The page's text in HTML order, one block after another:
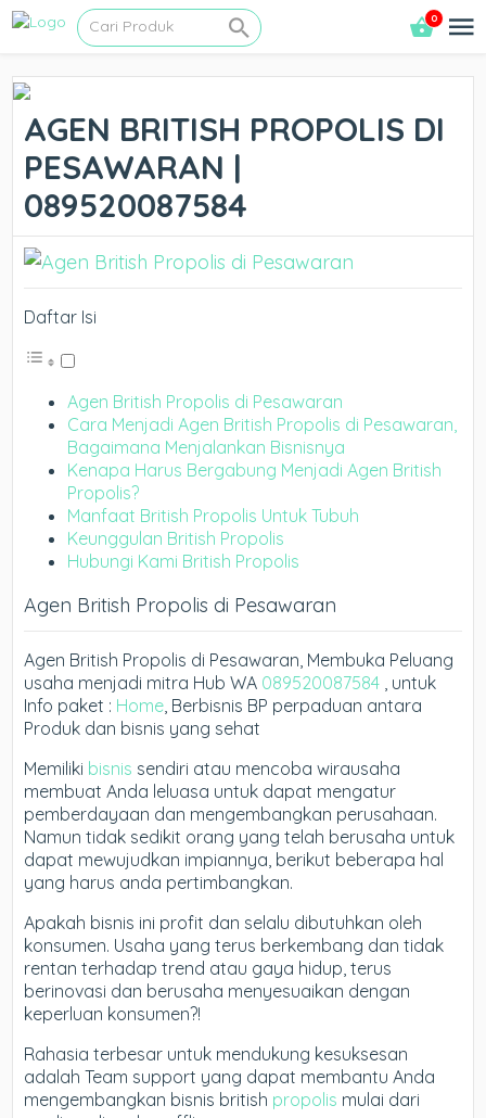
0
AGEN BRITISH PROPOLIS DI
PESAWARAN |
089520087584
Daftar Isi
Agen British Propolis di Pesawaran
Cara Menjadi Agen British Propolis di Pesawaran,
Bagaimana Menjalankan Bisnisnya
Kenapa Harus Bergabung Menjadi Agen British
Propolis?
Manfaat British Propolis Untuk Tubuh
Keunggulan British Propolis
Hubungi Kami British Propolis
Agen British Propolis di Pesawaran
Agen British Propolis di Pesawaran, Membuka Peluang
usaha menjadi mitra Hub WA 089520087584 , untuk
Info paket : Home, Berbisnis BP perpaduan antara
Produk dan bisnis yang sehat
Memiliki bisnis sendiri atau mencoba wirausaha
membuat Anda leluasa untuk dapat mengatur
pemberdayaan dan mengembangkan perusahaan.
Namun tidak sedikit orang yang telah berusaha untuk
dapat mewujudkan impiannya, berikut beberapa hal
yang harus anda pertimbangkan.
Apakah bisnis ini profit dan selalu dibutuhkan oleh
konsumen. Usaha yang terus berkembang dan tidak
rentan terhadap trend atau gaya hidup, terus
berinovasi dan berusaha menyesuaikan dengan
keperluan konsumen?!
Rahasia terbesar untuk mendukung kesuksesan
adalah Team support yang dapat membantu Anda
mengembangkan bisnis british propolis mulai dari